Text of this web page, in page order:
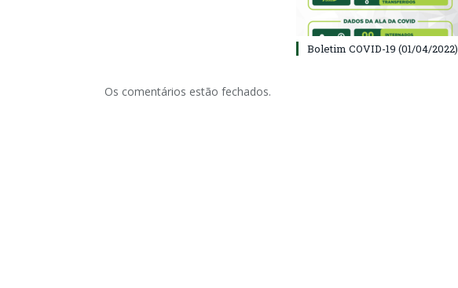
Boletim COVID-19 (01/04/2022)
Os comentários estão fechados.